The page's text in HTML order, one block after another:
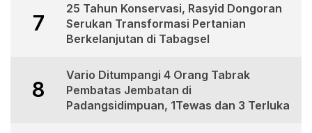
7
25 Tahun Konservasi, Rasyid Dongoran
Serukan Transformasi Pertanian
Berkelanjutan di Tabagsel
8
Vario Ditumpangi 4 Orang Tabrak
Pembatas Jembatan di
Padangsidimpuan, 1Tewas dan 3 Terluka